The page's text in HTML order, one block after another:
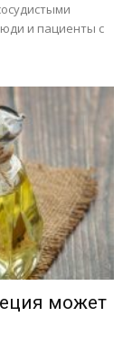
и пациенты с
может